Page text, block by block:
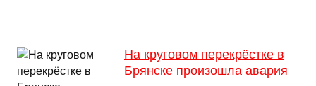
На круговом перекрёстке в
Брянске произошла авария